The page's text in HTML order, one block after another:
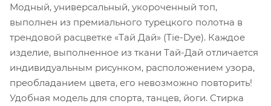
Модный, универсальный, укороченный топ,
выполнен из премиального турецкого полотна в
трендовой расцветке «Тай Дай» (Tie-Dye). Каждое
изделие, выполненное из ткани Тай-Дай отличается
индивидуальным рисунком, расположением узора,
преобладанием цвета, его невозможно повторить!
Удобная модель для спорта, танцев, йоги. Стирка